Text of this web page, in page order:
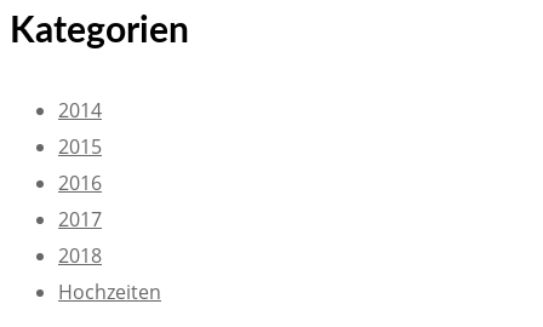
Kategorien
2014
2015
2016
2017
2018
Hochzeiten